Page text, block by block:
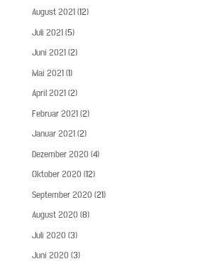
August 2021(12)
Juli 2021(5)
Juni 2021(2)
Mai 2021(1)
April 2021(2)
Februar 2021(2)
Januar 2021(2)
Dezember 2020 (4)
Oktober 2020 (12)
September 2020 (21)
August 2020 (8)
Juli 2020 (3)
Juni 2020 (3)